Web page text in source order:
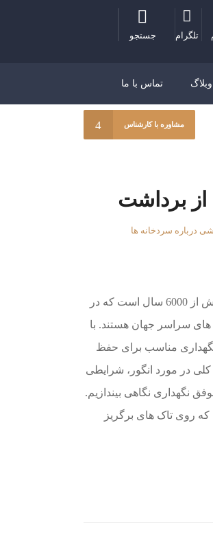
تلگرام جستجو
وبلاگ تماس با ما
مشاوره با کارشناس
برداشت
درباره سردخانه ها
انگور یکی از محبوب ترین انواع توت ها در جهان است. آنها بیش از 6000 سال است که در
سراسر جهان هستند. با
نگهداری مناسب برای حفظ
در مورد انگور، شرایطی
نگهداری نگاهی بیندازیم.
روی تاک های برگریز